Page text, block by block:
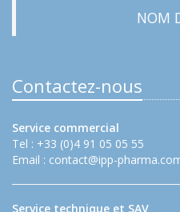
NOM
Contactez-nous
Service commercial
Tel : +33 (0)4 91 05 05 55
Email : contact@ipp-
Service technique et SAV